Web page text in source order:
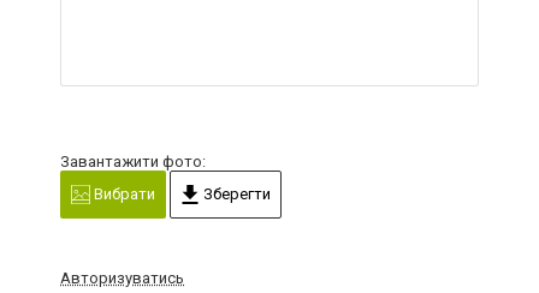
Завантажити фото:
Вибрати
Зберегти
Авторизуватись